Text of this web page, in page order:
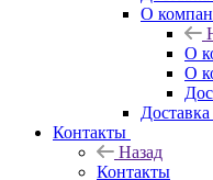
О
О
О
Контакты
Назад
Контакты